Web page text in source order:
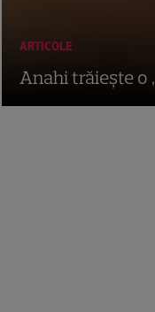
ARTICOLE
Anahi trăieşte o